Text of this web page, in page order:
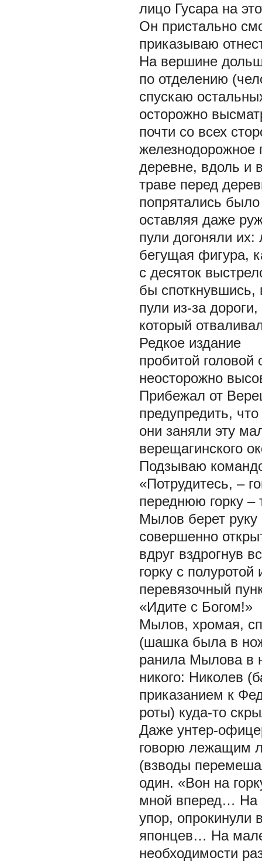
лицо Гусара на
Он пристально
приказываю
На вершине
по отделению
спускаю
осторожно
почти со всех
железнодорожное
деревне, вдоль и
траве перед
попрятались
оставляя даже
пули догоняли
бегущая фигура,
с десяток
бы споткнувшись,
пули из-за
который
Редкое издание
пробитой
неосторожно
Прибежал от
предупредить,
они заняли эту
верещагинского
Подзываю
«Потрудитесь, –
переднюю горку
Мылов берет
совершенно
вдруг вздрогнув
горку с
перевязочный
«Идите с Богом!»
Мылов, хромая,
(шашка была в
ранила Мылова в
никого: Николев
приказанием к
роты) куда-то
Даже унтер-
говорю лежащим
(взводы
один. «Вон на
мной вперед… На
упор, опрокинули
японцев… На
необходимости